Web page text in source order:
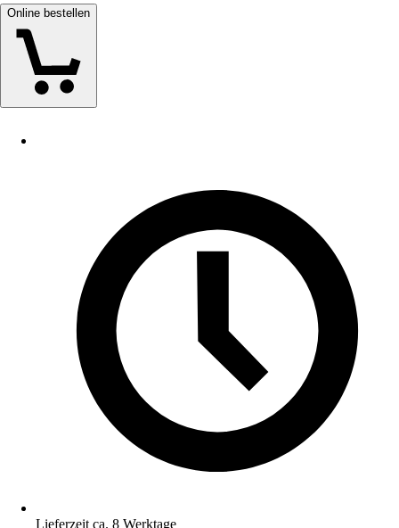
Online bestellen
Lieferzeit ca. 8 Werktage